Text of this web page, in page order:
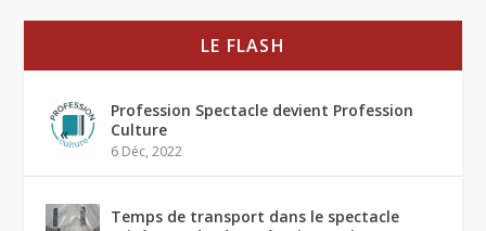
LE FLASH
Profession Spectacle devient Profession
Culture
6 Déc, 2022
Temps de transport dans le spectacle